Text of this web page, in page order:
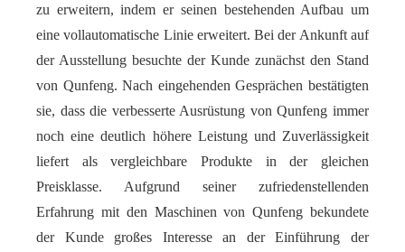
zu erweitern, indem er seinen bestehenden Aufbau um
eine vollautomatische Linie erweitert. Bei der Ankunft auf
der Ausstellung besuchte der Kunde zunächst den Stand
von Qunfeng. Nach eingehenden Gesprächen bestätigten
sie, dass die verbesserte Ausrüstung von Qunfeng immer
noch eine deutlich höhere Leistung und Zuverlässigkeit
liefert als vergleichbare Produkte in der gleichen
Preisklasse. Aufgrund seiner zufriedenstellenden
Erfahrung mit den Maschinen von Qunfeng bekundete
der Kunde großes Interesse an der Einführung der